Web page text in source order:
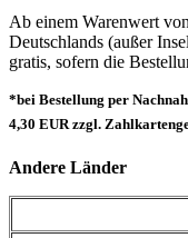
Ab einem Warenwert
Deutschlands (außer
gratis, sofern die
*bei Bestellung per
4,30 EUR zzgl.
Andere Länder